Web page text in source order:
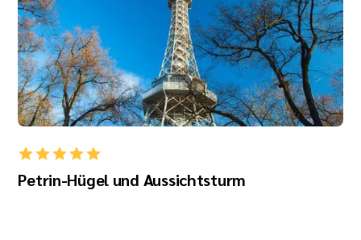
Petrin-Hügel und Aussichtsturm